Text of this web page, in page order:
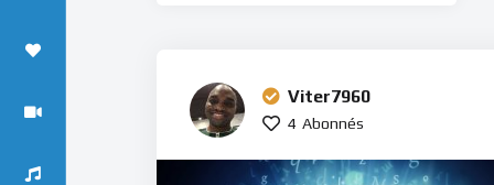
Viter7960
4 Abonnés